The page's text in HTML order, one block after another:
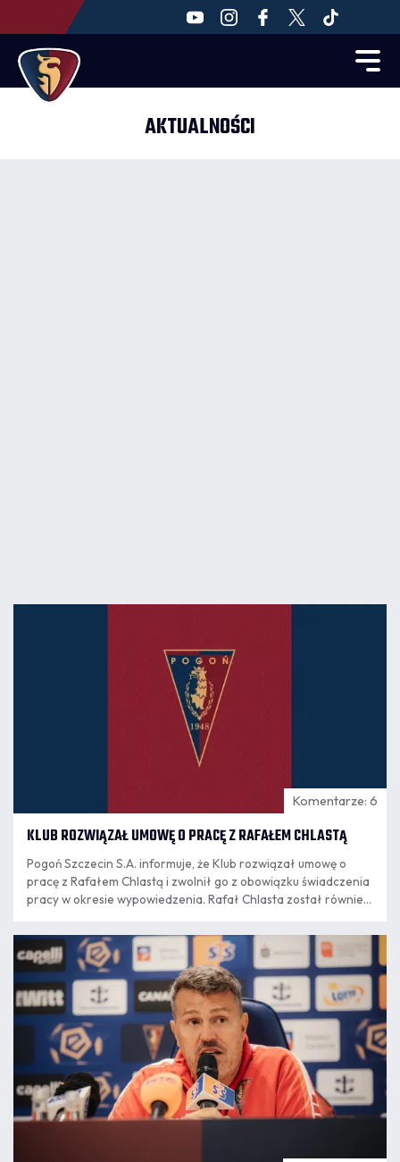
AKTUALNOŚCI
Komentarze: 6
KLUB ROZWIĄZAŁ UMOWĘ O PRACĘ Z RAFAŁEM CHLASTĄ
Pogoń Szczecin S.A. informuje, że Klub rozwiązał umowę o
pracę z Rafałem Chlastą i zwolnił go z obowiązku świadczenia
pracy w okresie wypowiedzenia. Rafał Chlasta został również
Pogoni Szczecin SA. Decyzja jest konsekwencją publikacji
Rafała Chlasty na serwisie społecznościowym "X".
07.08
16:34